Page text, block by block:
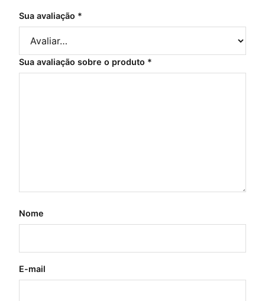
Sua avaliação *
Sua avaliação sobre o produto *
Nome
E-mail